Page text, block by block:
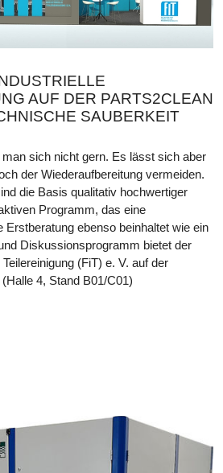
AUF DER PARTS2CLEAN
SAUBERKEIT
sich nicht gern. Es lässt sich aber
der Wiederaufbereitung vermeiden.
die Basis qualitativ hochwertiger
Programm, das eine
Erstberatung ebenso beinhaltet wie ein
Diskussionsprogramm bietet der
(FiT) e. V. auf der
4, Stand B01/C01)